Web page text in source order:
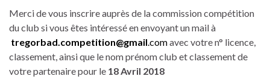
Merci de vous inscrire auprès de la commission compétition
du club si vous êtes intéressé en envoyant un mail à
tregorbad.competition@gmail.comavec votre n° licence,
classement, ainsi que le nom prénom club et classement de
votre partenaire pour le 18 Avril 2018